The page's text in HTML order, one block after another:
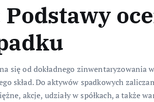
Podstawy
się od dokładnego zinwentaryzowania
skład. Do aktywów spadkowych
akcje, udziały w spółkach, a także